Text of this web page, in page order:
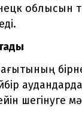
облысын
шегінуге